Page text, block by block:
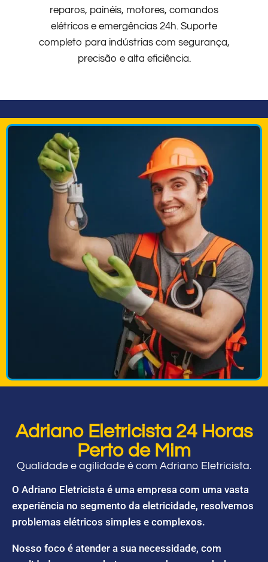
reparos, painéis, motores, comandos
elétricos e emergências 24h. Suporte
completo para indústrias com segurança,
precisão e alta eficiência.
Adriano Eletricista 24 Horas
Perto de Mim
Qualidade e agilidade é com Adriano Eletricista.
O Adriano Eletricista é uma empresa com uma vasta
experiência no segmento da eletricidade, resolvemos
problemas elétricos simples e complexos.
Nosso foco é atender a sua necessidade, com